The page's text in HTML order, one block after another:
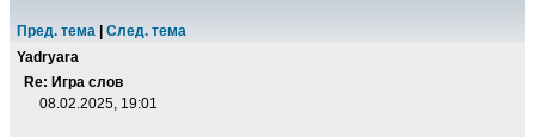
Пред. тема
След. тема
Yadryara
Re: Игра слов
08.02.2025, 19:01